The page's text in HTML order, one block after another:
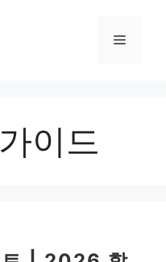
메
이드